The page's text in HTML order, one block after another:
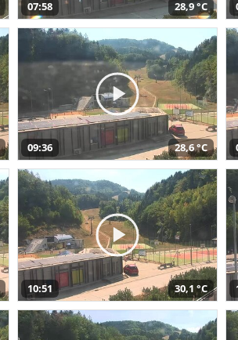
07:58 28,9 °C
09:36 28,6 °C
10:51 30,1 °C